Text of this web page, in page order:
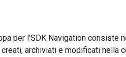
per l'SDK Navigation consiste
archiviati e modificati nella